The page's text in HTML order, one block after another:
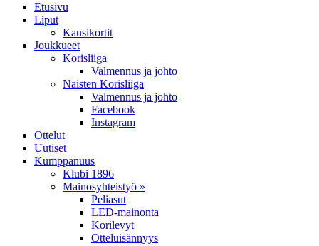
Etusivu
Liput
Kausikortit
Joukkueet
Korisliiga
Valmennus ja johto
Naisten Korisliiga
Valmennus ja johto
Facebook
Instagram
Ottelut
Uutiset
Kumppanuus
Klubi 1896
Mainosyhteistyö »
Peliasut
LED-mainonta
Korilevyt
Otteluisännyys